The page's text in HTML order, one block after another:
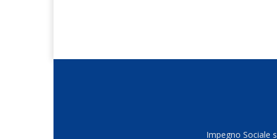
Impegno Sociale